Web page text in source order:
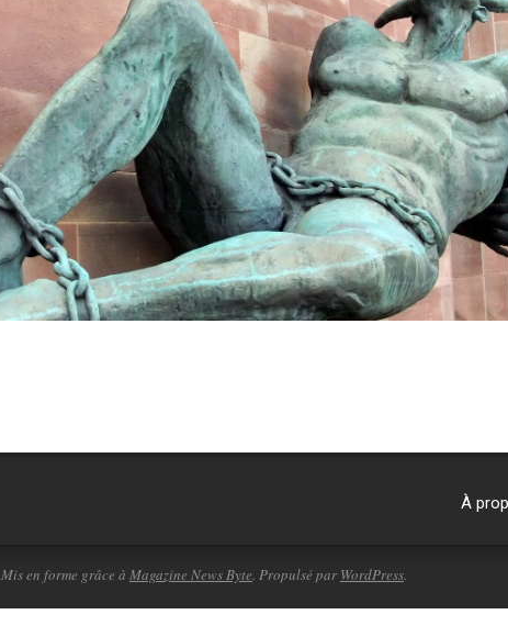
À
Mis en forme grâce à Magazine News Byte. Propulsé par WordPress.